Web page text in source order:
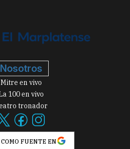
Nosotros
Mitre en vivo
100 en vivo
tronador
FUENTE EN